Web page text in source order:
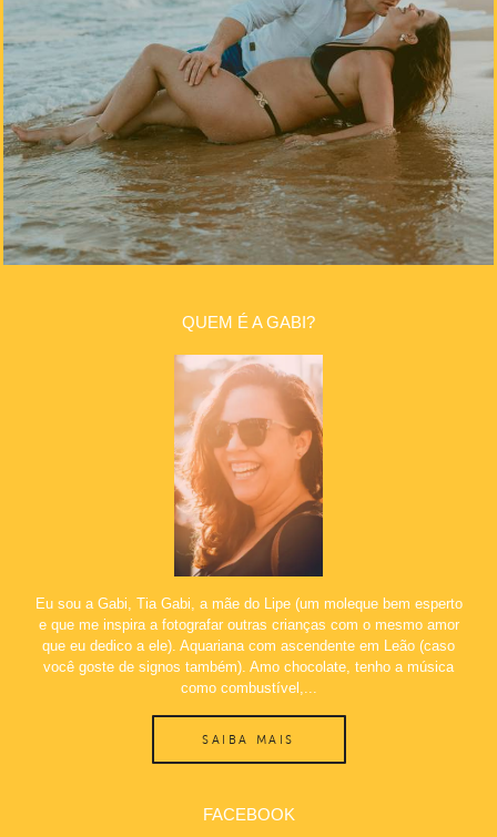
QUEM É A GABI?
Eu sou a Gabi, Tia Gabi, a mãe do Lipe (um moleque bem esperto
e que me inspira a fotografar outras crianças com o mesmo amor
que eu dedico a ele). Aquariana com ascendente em Leão (caso
você goste de signos também). Amo chocolate, tenho a música
como combustível,...
SAIBA MAIS
FACEBOOK